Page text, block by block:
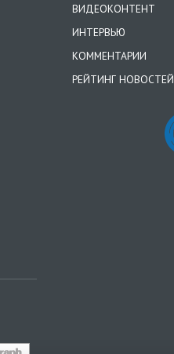
ВИДЕОКОНТЕНТ
ИНТЕРВЬЮ
КОММЕНТАРИИ
РЕЙТИНГ НОВОСТЕЙ